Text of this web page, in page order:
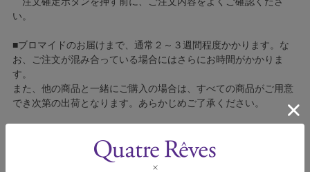
い。
■ブロマイドのお届けまで、通常２～３週間程度かかります。な
お、ご注文が混み合っている場合にはさらにお時間がかかりま
す。
また、他の商品と一緒にご購入の場合は、すべての商品がご用意
でき次第の出荷となります。あらかじめご了承ください。